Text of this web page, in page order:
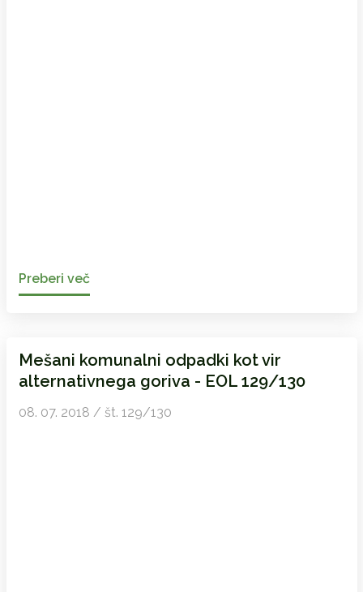
Preberi več
Mešani komunalni odpadki kot vir
alternativnega goriva - EOL 129/130
08. 07. 2018 / št. 129/130